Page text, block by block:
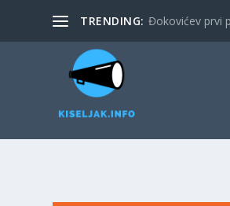
TRENDING: Đokovićev prvi